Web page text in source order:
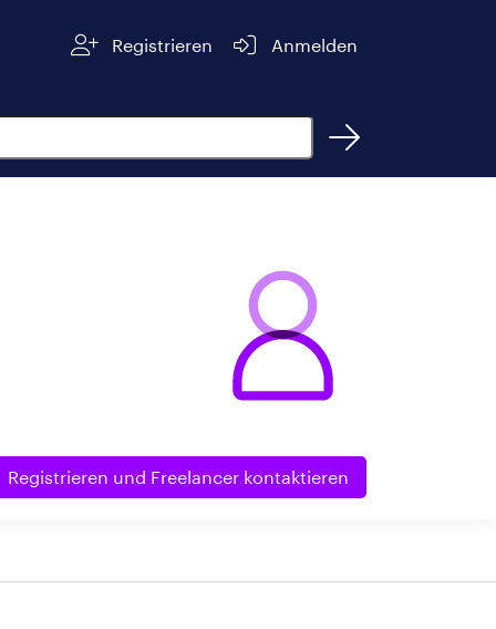
Registrieren Anmelden
Registrieren und Freelancer kontaktieren